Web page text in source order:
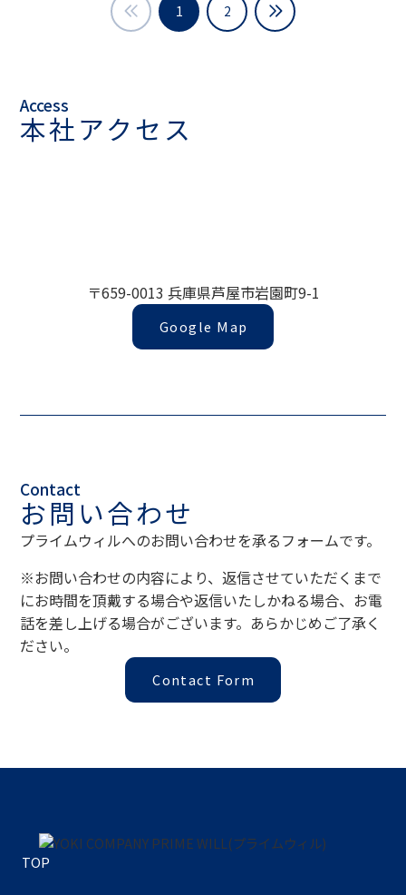
1 2
Access
本社アクセス
〒659-0013 兵庫県芦屋市岩園町9-1
Google Map
Contact
お問い合わせ
プライムウィルへのお問い合わせを承るフォームです。
※お問い合わせの内容により、返信させていただくまで
にお時間を頂戴する場合や返信いたしかねる場合、お電
話を差し上げる場合がございます。あらかじめご了承く
ださい。
Contact Form
TOP